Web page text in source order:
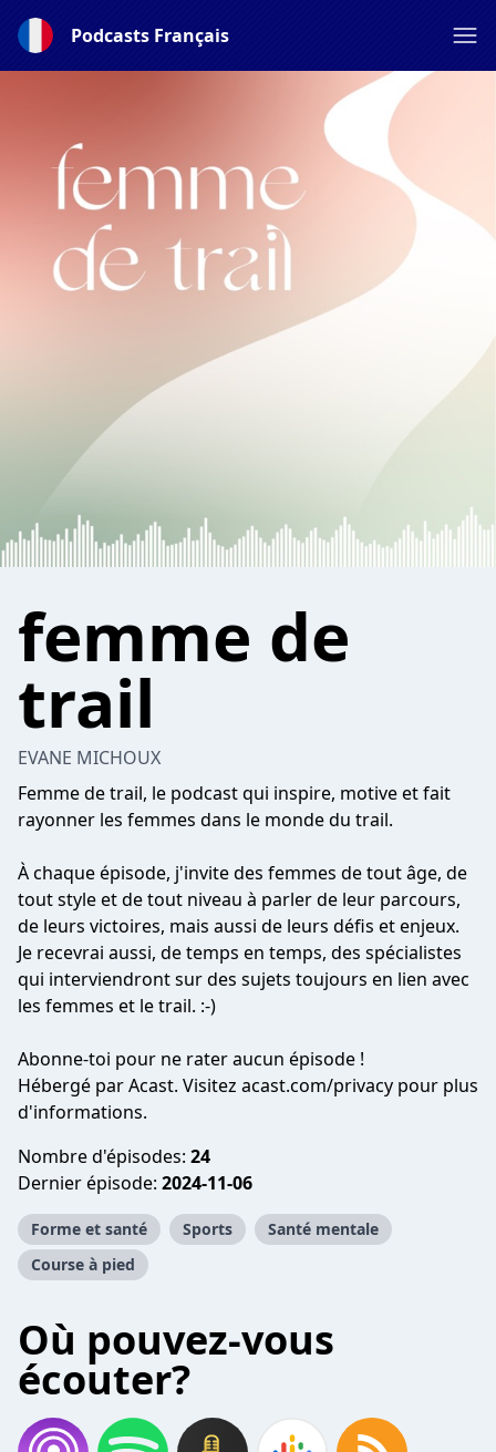
Podcasts Français
femme de
trail
EVANE MICHOUX
Femme de trail, le podcast qui inspire, motive et fait
rayonner les femmes dans le monde du trail.
À chaque épisode, j'invite des femmes de tout âge, de
tout style et de tout niveau à parler de leur parcours,
de leurs victoires, mais aussi de leurs défis et enjeux.
Je recevrai aussi, de temps en temps, des spécialistes
qui interviendront sur des sujets toujours en lien avec
les femmes et le trail. :-)
Abonne-toi pour ne rater aucun épisode !
Hébergé par Acast. Visitez acast.com/privacy pour plus
d'informations.
Nombre d'épisodes: 24
Dernier épisode: 2024-11-06
Forme et santé Sports
Santé mentale
Course à pied
Où pouvez-vous
écouter?